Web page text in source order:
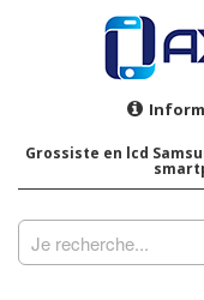
Grossiste en lcd